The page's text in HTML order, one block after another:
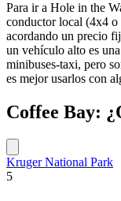
Para ir a Hole in the
conductor local (4x4
acordando un precio
un vehículo alto es
minibuses-taxi, pero
es mejor usarlos con
Coffee Bay:
Kruger National Park
5